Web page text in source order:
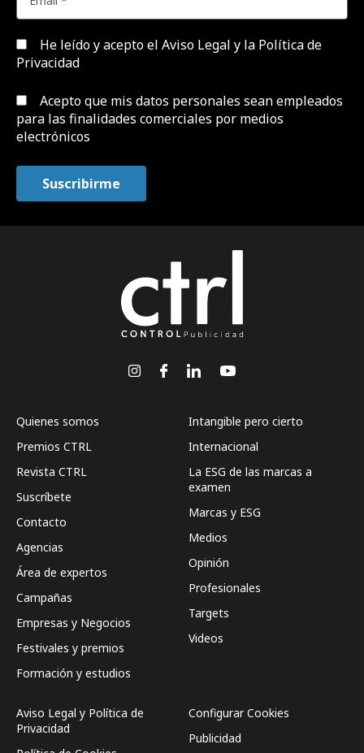
He leído y acepto el Aviso Legal y la Política de
Privacidad
Acepto que mis datos personales sean empleados
para las finalidades comerciales por medios
electrónicos
Quienes somos
Premios CTRL
Revista CTRL
Suscríbete
Contacto
Agencias
Área de expertos
Campañas
Empresas y Negocios
Festivales y premios
Formación y estudios
Intangible pero cierto
Internacional
La ESG de las marcas a
examen
Marcas y ESG
Medios
Opinión
Profesionales
Targets
Videos
Aviso Legal y Política de
Privacidad
Configurar Cookies
Publicidad